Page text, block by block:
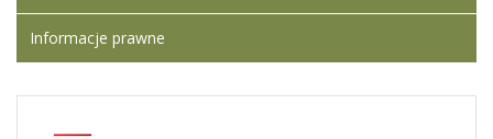
Informacje prawne